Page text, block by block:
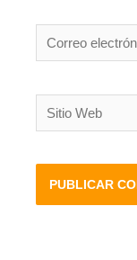
Correo
electrónico*
Sitio
Web